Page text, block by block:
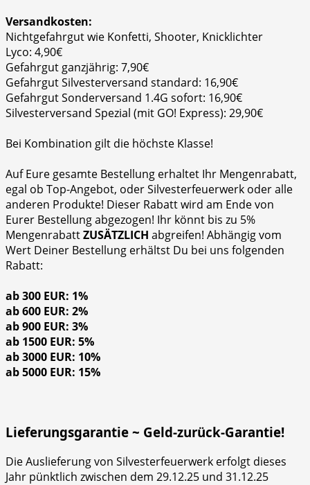
Versandkosten:
Nichtgefahrgut wie Konfetti, Shooter, Knicklichter
Lyco: 4,90€
Gefahrgut ganzjährig: 7,90€
Gefahrgut Silvesterversand standard: 16,90€
Gefahrgut Sonderversand 1.4G sofort: 16,90€
Silvesterversand Spezial (mit GO! Express): 29,90€
Bei Kombination gilt die höchste Klasse!
Auf Eure gesamte Bestellung erhaltet Ihr Mengenrabatt,
egal ob Top-Angebot, oder Silvesterfeuerwerk oder alle
anderen Produkte! Dieser Rabatt wird am Ende von
Eurer Bestellung abgezogen! Ihr könnt bis zu 5%
MengenrabattZUSÄTZLICH abgreifen! Abhängig vom
Wert Deiner Bestellung erhältst Du bei uns folgenden
Rabatt:
ab 300 EUR: 1%
ab 600 EUR: 2%
ab 900 EUR: 3%
ab 1500 EUR: 5%
ab 3000 EUR: 10%
ab 5000 EUR: 15%
Lieferungsgarantie ~ Geld-zurück-Garantie!
Die Auslieferung von Silvesterfeuerwerk erfolgt dieses
Jahr pünktlich zwischen dem 29.12.25 und 31.12.25